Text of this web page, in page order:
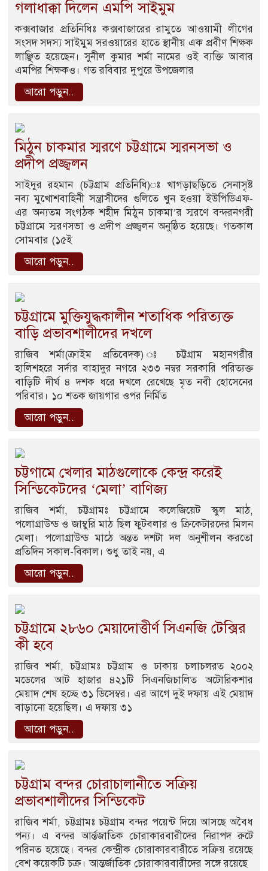
গলাধাক্কা দিলেন এমপি সাইমুম
কক্সবাজার প্রতিনিধিঃ কক্সবাজারের রামুতে আওয়ামী লীগের
সংসদ সদস্য সাইমুম সরওয়ারের হাতে স্থানীয় এক প্রবীণ শিক্ষক
লাঞ্ছিত হয়েছেন। সুনীল কুমার শর্মা নামের ওই ব্যক্তি আবার
এমপির শিক্ষকও। গত রবিবার দুপুরে উপজেলার
আরো পড়ুন..
মিঠুন চাকমার স্মরণে চট্টগ্রামে স্মরনসভা ও
প্রদীপ প্রজ্জ্বলন
সাইদুর রহমান (চট্টগ্রাম প্রতিনিধি)ঃ খাগড়াছড়িতে সেনাসৃষ্ট
নব্য মুখোশবাহিনী সন্ত্রাসীদের গুলিতে খুন হওয়া ইউপিডিএফ-
এর অন্যতম সংগঠক শহীদ মিঠুন চাকমা’র স্মরণে বন্দরনগরী
চট্টগ্রামে স্মরণসভা ও প্রদীপ প্রজ্জ্বলন অনুষ্ঠিত হয়েছে। গতকাল
সোমবার (১৫ই
আরো পড়ুন..
চট্টগ্রামে মুক্তিযুদ্ধকালীন শতাধিক পরিত্যক্ত
বাড়ি প্রভাবশালীদের দখলে
রাজিব শর্মা(ক্রাইম প্রতিবেদক) ঃ চট্টগ্রাম মহানগরীর
হালিশহরে সর্দার বাহাদুর নগরে ২৩৩ নম্বর সরকারি পরিত্যক্ত
বাড়িটি দীর্ঘ ৪ দশক ধরে দখলে রেখেছে মৃত নবী হোসেনের
পরিবার। ১০ শতক জায়গার ওপর নির্মিত
আরো পড়ুন..
চট্টগামে খেলার মাঠগুলোকে কেন্দ্র করেই
সিন্ডিকেটদের ‘মেলা’ বাণিজ্য
রাজিব শর্মা, চট্টগ্রামঃ চট্টগ্রামে কলেজিয়েট স্কুল মাঠ,
পলোগ্রাউন্ড ও জাম্বুরি মাঠ ছিল ফুটবলার ও ক্রিকেটারদের মিলন
মেলা। পলোগ্রাউন্ড মাঠে অন্তত দশটা দল অনুশীলন করতো
প্রতিদিন সকাল-বিকাল। শুধু তাই নয়, এ
আরো পড়ুন..
চট্টগ্রামে ২৮৬০ মেয়াদোত্তীর্ণ সিএনজি টেক্সির
কী হবে
রাজিব শর্মা, চট্টগ্রামঃ চট্টগ্রাম ও ঢাকায় চলাচলরত ২০০২
মডেলের আট হাজার ৪২১টি সিএনজিচালিত অটোরিকশার
মেয়াদ শেষ হচ্ছে ৩১ ডিসেম্বর। এর আগে দুই দফায় এই মেয়াদ
বাড়ানো হয়েছিল। এ দফায় ৩১
আরো পড়ুন..
চট্টগ্রাম বন্দর চোরাচালানীতে সক্রিয়
প্রভাবশালীদের সিন্ডিকেট
রাজিব শর্মা, চট্টগ্রামঃ চট্টগ্রাম বন্দর পয়েন্ট দিয়ে আসছে অবৈধ
পন্য। এ বন্দর আর্ন্তজাতিক চোরাকারবারীদের নিরাপদ রুটে
পরিনত হয়েছে। বন্দর কেন্দ্রীক চোরাকারবারীতে সক্রিয় রয়েছে
বেশ কয়েকটি চক্র। আন্তর্জাতিক চোরাকারবারীদের সঙ্গে রয়েছে